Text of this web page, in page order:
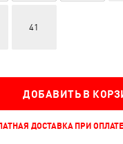
41
ДОБАВИТЬ В
ДОСТАВКА ПРИ